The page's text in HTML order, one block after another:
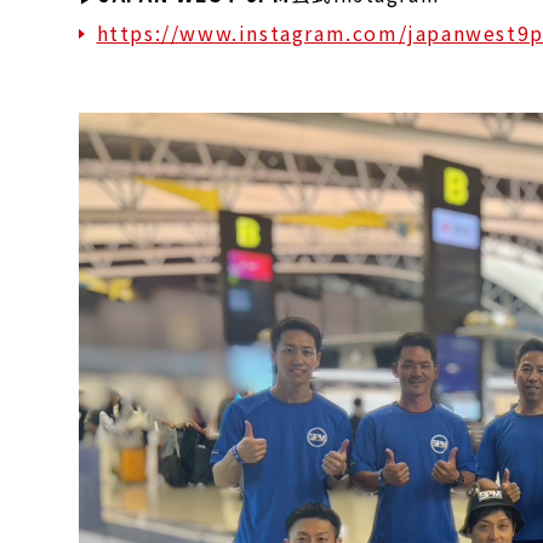
https://www.instagram.com/